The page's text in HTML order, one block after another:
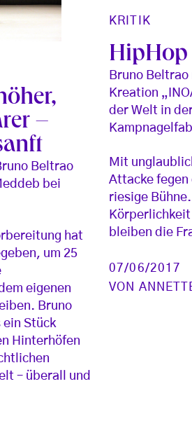
KRITIK
HipHop
Bruno
Kreation
der Welt in
Mit
Attacke fegen
riesige
bleiben die
07/06/2017
VON
–
Beltrao
bei
hat
um 25
eigenen
Bruno
ein Stück
Hinterhöfen
– überall und